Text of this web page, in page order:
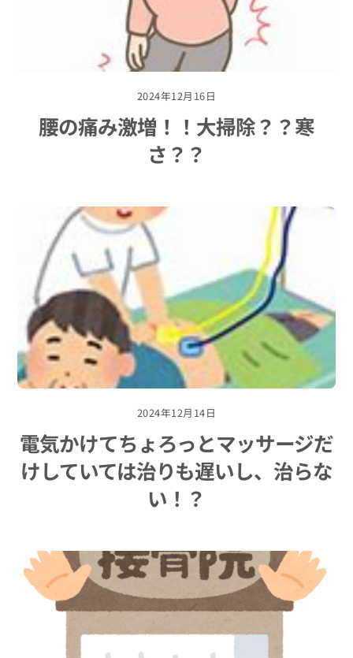
2024年12月16日
腰の痛み激増！！大掃除？？寒
さ？？
2024年12月14日
電気かけてちょろっとマッサージだ
けしていては治りも遅いし、治らな
い！？